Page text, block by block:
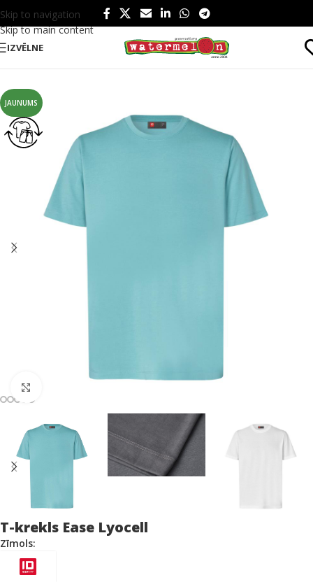
Skip to navigation
Skip to main content
IZVĒLNE
Sākums/ Tekstils/ Krekli/ T-krekli
JAUNUMS
T-krekls Ease Lyocell
Zīmols: